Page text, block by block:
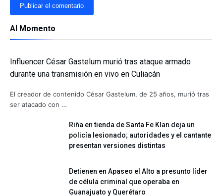
Al Momento
Influencer César Gastelum murió tras ataque armado
durante una transmisión en vivo en Culiacán
El creador de contenido César Gastelum, de 25 años, murió tras
ser atacado con …
Riña en tienda de Santa Fe Klan deja un
policía lesionado; autoridades y el cantante
presentan versiones distintas
Detienen en Apaseo el Alto a presunto líder
de célula criminal que operaba en
Guanajuato y Querétaro